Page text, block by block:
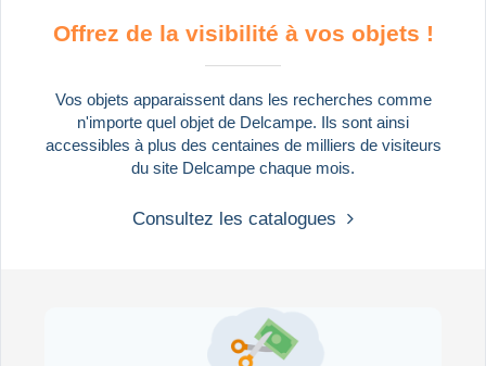
Offrez de la visibilité à vos objets !
Vos objets apparaissent dans les recherches comme
n'importe quel objet de Delcampe. Ils sont ainsi
accessibles à plus des centaines de milliers de visiteurs
du site Delcampe chaque mois.
Consultez les catalogues